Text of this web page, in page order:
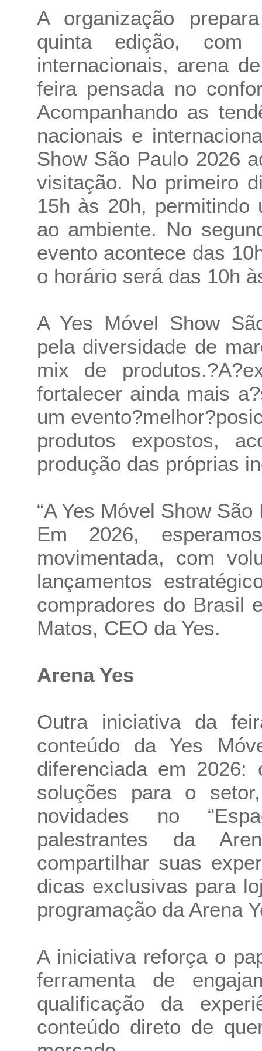
A organização
quinta edição, com
internacionais, arena
feira pensada no
Acompanhando as
nacionais e
Show São Paulo 2026
visitação. No primeiro
15h às 20h, permitindo
ao ambiente. No
evento acontece das
o horário será das 10h
A Yes Móvel Show
pela diversidade de
mix de
fortalecer ainda mais
um
produtos expostos,
produção das próprias
“A Yes Móvel Show
Em 2026,
movimentada, com
lançamentos
compradores do Brasil
Matos, CEO da Yes.
Arena Yes
Outra iniciativa da
conteúdo da Yes
diferenciada em
soluções para o
novidades no
palestrantes da
compartilhar suas
dicas exclusivas para
programação da Arena
A iniciativa reforça o
ferramenta de
qualificação da
conteúdo direto de